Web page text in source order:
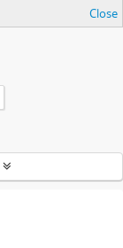
Close